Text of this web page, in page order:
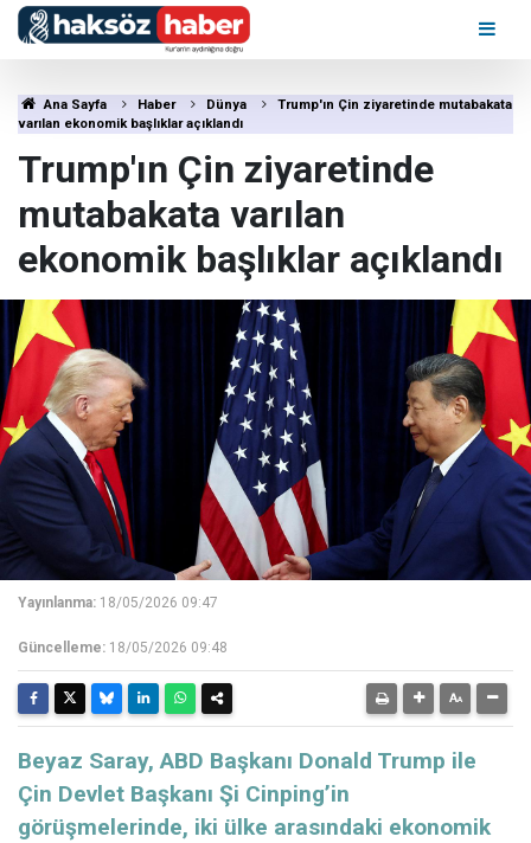
Ana Sayfa Haber Dünya
Trump'ın Çin ziyaretinde mutabakata
varılan ekonomik başlıklar açıklandı
Trump'ın Çin ziyaretinde
mutabakata varılan
ekonomik başlıklar açıklandı
Yayınlanma: 18/05/2026 09:47
Güncelleme: 18/05/2026 09:48
Beyaz Saray, ABD Başkanı Donald Trump ile
Çin Devlet Başkanı Şi Cinping’in
görüşmelerinde, iki ülke arasındaki ekonomik